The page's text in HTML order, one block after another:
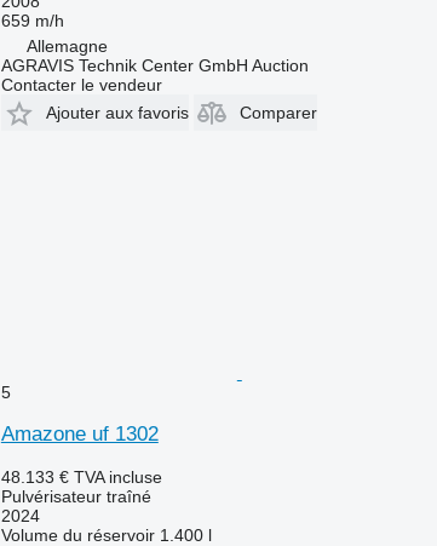
659 m/h
Allemagne
AGRAVIS Technik Center GmbH Auction
Contacter le vendeur
Ajouter aux favoris
Comparer
5
Amazone uf 1302
48.133 € TVA incluse
Pulvérisateur traîné
2024
Volume du réservoir 1.400 l